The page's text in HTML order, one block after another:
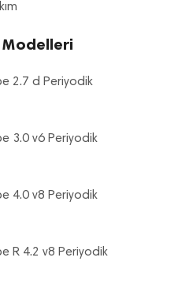
2.7 d Periyodik
3.0 v6 Periyodik
4.0 v8 Periyodik
R 4.2 v8 Periyodik